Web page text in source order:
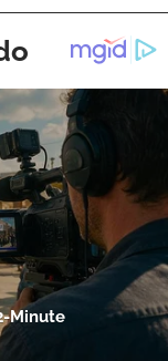
boletín.
ACEPTAR